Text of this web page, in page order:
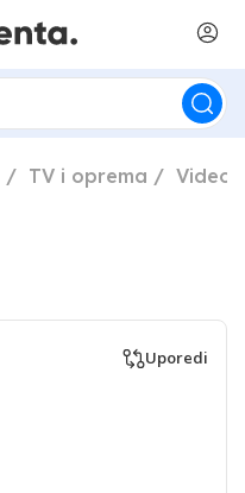
TV i oprema Video
Uporedi